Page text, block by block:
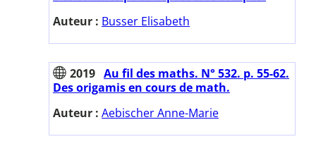
Auteur : Busser Elisabeth
2019 Au fil des maths. N° 532. p. 55-62.
Des origamis en cours de math.
Auteur : Aebischer Anne-Marie